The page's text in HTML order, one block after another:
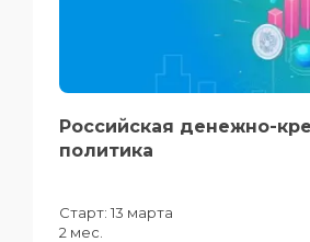
Российская денежно-
политика
Старт: 13 марта
2 мес.